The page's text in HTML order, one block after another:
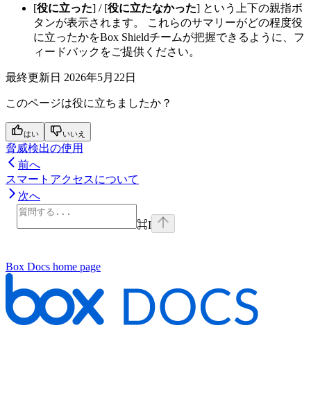
[役に立った] / [役に立たなかった] という上下の親指ボ
タンが表示されます。 これらのサマリーがどの程度役
に立ったかをBox Shieldチームが把握できるように、フ
ィードバックをご提供ください。
最終更新日 2026年5月22日
このページは役に立ちましたか？
はい いいえ
脅威検出の使用
前へ
スマートアクセスについて
次へ
⌘I
Box Docs home page